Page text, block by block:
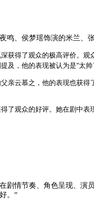
、侯梦瑶饰演的米兰、
获得了观众的极高评价。 观
及，他的表现被认为是“太
亲云慕之，他的表现也获
了观众的好评。 她在剧中表
剧情节奏、角色呈现、
。”